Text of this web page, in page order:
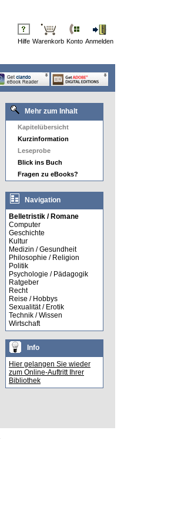
Hilfe Warenkorb Konto Anmelden
Mehr zum Inhalt
Kapitelübersicht
Kurzinformation
Leseprobe
Blick ins Buch
Fragen zu eBooks?
Navigation
Belletristik / Romane
Computer
Geschichte
Kultur
Medizin / Gesundheit
Philosophie / Religion
Politik
Psychologie / Pädagogik
Ratgeber
Recht
Reise / Hobbys
Sexualität / Erotik
Technik / Wissen
Wirtschaft
Info
Hier gelangen Sie wieder
zum Online-Auftritt Ihrer
Bibliothek